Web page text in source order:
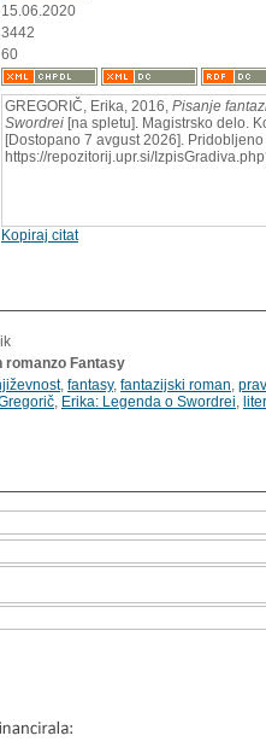
15.06.2020
3442
60
GREGORIČ, Erika, 2016, Pisanje
Swordrei [na spletu]. Magistrsko delo.
[Dostopano 7 avgust 2026]. Pridobljeno
https://repozitorij.upr.si/
Kopiraj citat
romanzo Fantasy
, fantasy, fantazijski roman,
, Erika: Legenda o Swordrei,